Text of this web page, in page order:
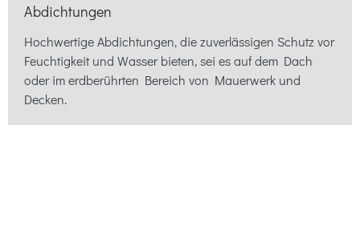
Abdichtungen
Hochwertige Abdichtungen, die zuverlässigen Schutz vor
Feuchtigkeit und Wasser bieten, sei es auf dem Dach
oder im erdberührten Bereich von Mauerwerk und
Decken.